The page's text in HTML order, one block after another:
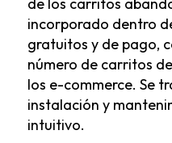
incorporado dentro
gratuitos y de pago,
número de carritos
los e-commerce. Se
instalación y
intuitivo.